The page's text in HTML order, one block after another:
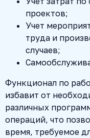
проектов;
Учет
труда и
случаев;
Функционал по
избавит от
различных
операций, что
время, требуемое